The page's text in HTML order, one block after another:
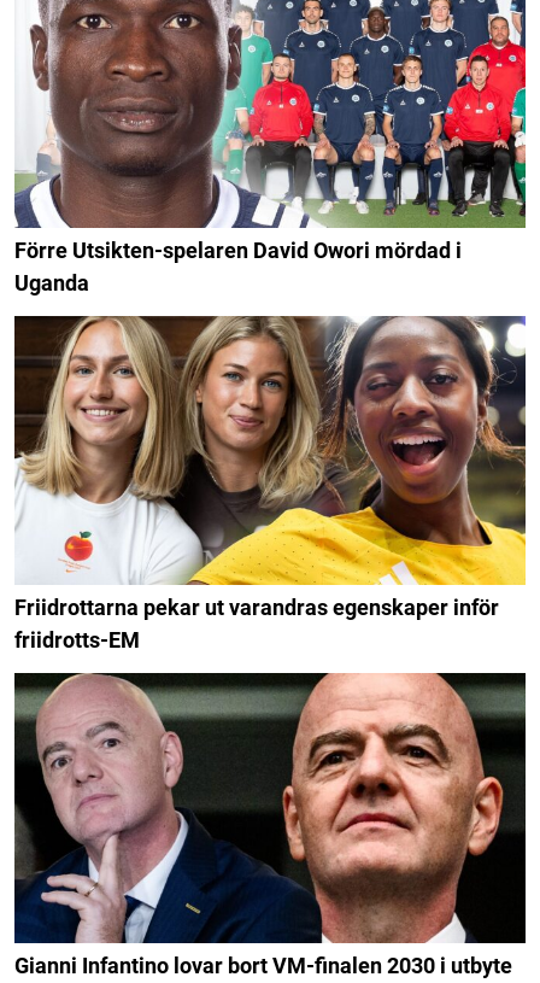
Förre Utsikten-spelaren David Owori mördad i
Uganda
Friidrottarna pekar ut varandras egenskaper inför
friidrotts-EM
Gianni Infantino lovar bort VM-finalen 2030 i utbyte